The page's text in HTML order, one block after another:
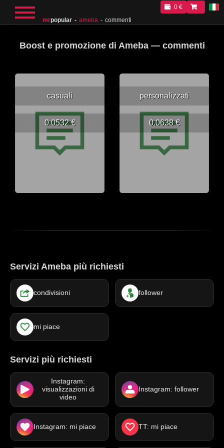
mrpopular ameba commenti
0 €
Boost e promozione di Ameba — commenti
casuali
0.0532 €
personalizzati
0.0638 €
Servizi Ameba più richiesti
condivisioni follower
mi piace
Servizi più richiesti
Instagram:
visualizzazioni di
video
Instagram: follower
Instagram: mi piace TT: mi piace